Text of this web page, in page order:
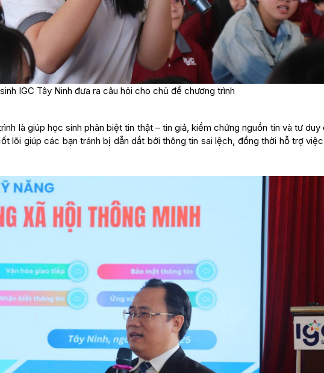
IGC Tây Ninh đưa ra câu hỏi cho chủ đề chương trình
là giúp học sinh phân biệt tin thật – tin giả, kiểm chứng nguồn tin và tư duy
lõi giúp các bạn tránh bị dẫn dắt bởi thông tin sai lệch, đồng thời hỗ trợ